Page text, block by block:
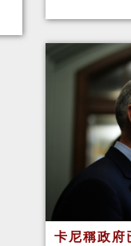
卡尼稱政府